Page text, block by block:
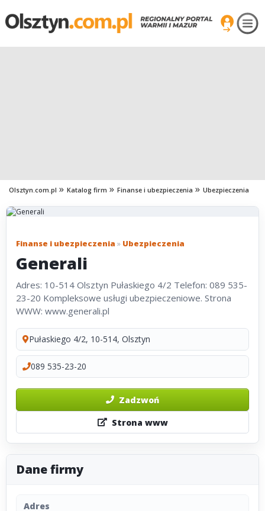
Olsztyn.com.pl Katalog firm Finanse i ubezpieczenia Ubezpieczenia
Finanse i ubezpieczenia » Ubezpieczenia
Generali
Adres: 10-514 Olsztyn Pułaskiego 4/2 Telefon: 089 535-
23-20 Kompleksowe usługi ubezpieczeniowe. Strona
WWW: www.generali.pl
Pułaskiego 4/2, 10-514, Olsztyn
089 535-23-20
Zadzwoń
Strona www
Dane firmy
Adres